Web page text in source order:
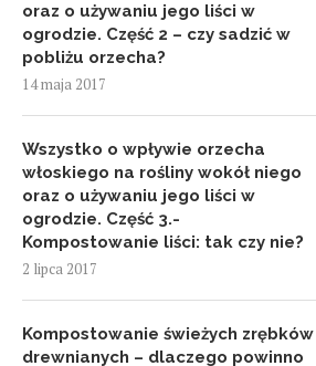
oraz o używaniu jego liści w
ogrodzie. Część 2 – czy sadzić w
pobliżu orzecha?
14 maja 2017
Wszystko o wpływie orzecha
włoskiego na rośliny wokół niego
oraz o używaniu jego liści w
ogrodzie. Część 3.-
Kompostowanie liści: tak czy nie?
2 lipca 2017
Kompostowanie świeżych zrębków
drewnianych – dlaczego powinno